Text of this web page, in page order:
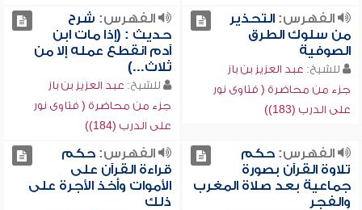
الفهرس:التحذير
من سلوك الطرق
الصوفية
للشيخ: عبد العزيز بن باز
جزء من محاضرة ( فتاوى نور
على الدرب (183))
الفهرس: شرح
حديث : (إذا مات ابن
آدم انقطع عمله إلا من
ثلاث...)
للشيخ: عبد العزيز بن باز
جزء من محاضرة ( فتاوى نور
على الدرب (184))
الفهرس:حكم
تلاوة القرآن بصورة
جماعية بعد صلاة المغرب
والفجر
الفهرس:حكم
قراءة القرآن على
الأموات وأخذ الأجرة على
ذلك